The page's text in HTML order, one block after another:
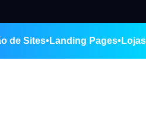
Criação de Sites•Landing